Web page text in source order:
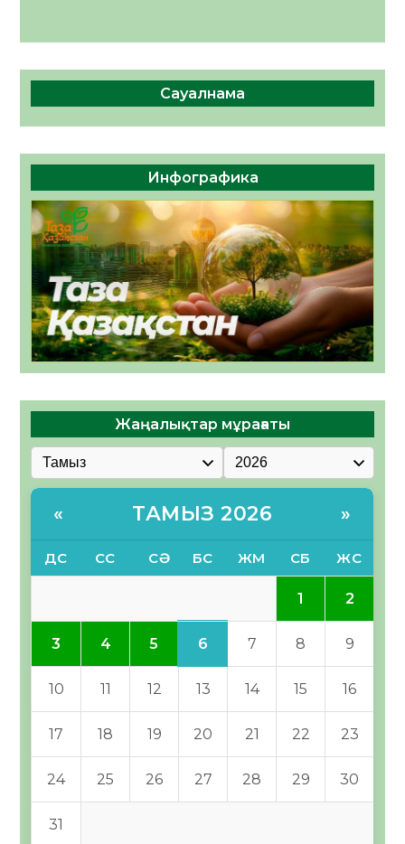
Сауалнама
Инфографика
Жаңалықтар мұрағаты
« ТАМЫЗ 2026 »
ДС СС СӘ БС ЖМ СБ ЖС
1 2
3 4 5 6 7 8 9
10 11 12 13 14 15 16
17 18 19 20 21 22 23
24 25 26 27 28 29 30
31